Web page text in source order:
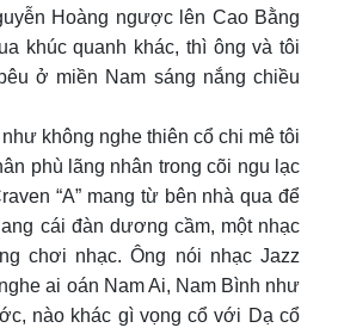
Hoàng ngược lên Cao Bằng
khúc quanh khác, thì ông và tôi
ở miền Nam sáng nắng chiều
không nghe thiên cổ chi mê tôi
phù lãng nhân trong cõi ngu lạc
“A” mang từ bên nhà qua để
cái đàn dương cầm, một nhạc
chơi nhạc. Ông nói nhạc Jazz
ai oán Nam Ai, Nam Bình như
nào khác gì vọng cổ với Dạ cổ